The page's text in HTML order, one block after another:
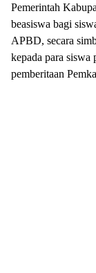
Pemerintah
beasiswa bagi
APBD, secara
kepada para
pemberitaan